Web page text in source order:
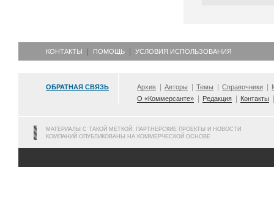
КОНТАКТЫ ПОМОЩЬ УСЛОВИЯ ИСПОЛЬЗОВАНИЯ
ОБРАТНАЯ СВЯЗЬ Архив Авторы Темы Справочники
О «Коммерсанте»
Редакция Контакты
МАТЕРИАЛЫ С ТАКОЙ МЕТКОЙ, ПАРТНЕРСКИЕ ПРОЕКТЫ И НОВОСТИ
КОМПАНИЙ ОПУБЛИКОВАНЫ НА КОММЕРЧЕСКОЙ ОСНОВЕ